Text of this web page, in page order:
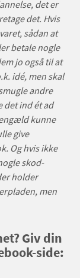
det er
det. Hvis
sådan at
betale nogle
jo også til at
idé, men skal
andre
det ind ét ad
kunne
give
Og hvis ikke
skod-
holder
men
Giv din
side: